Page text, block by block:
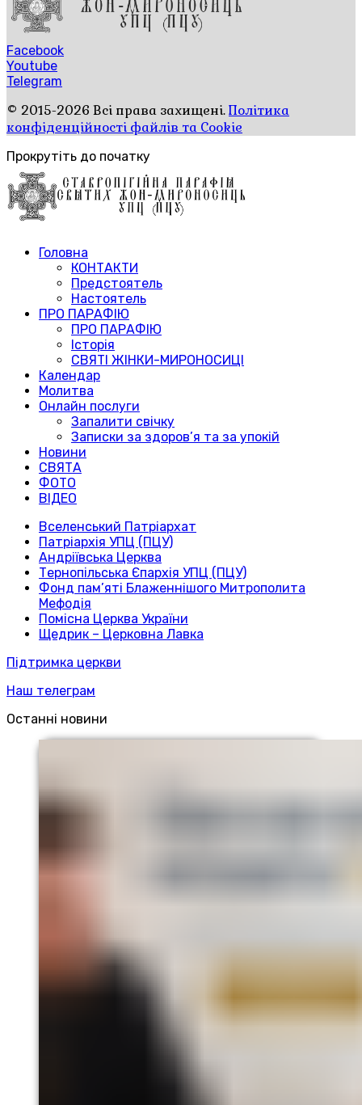
Facebook
Youtube
Telegram
© 2015-2026 Всі права захищені.Політика
конфіденційності файлів та Cookie
Прокрутіть до початку
Головна
КОНТАКТИ
Предстоятель
Настоятель
ПРО ПАРАФІЮ
ПРО ПАРАФІЮ
Історія
СВЯТІ ЖІНКИ-МИРОНОСИЦІ
Календар
Молитва
Онлайн послуги
Запалити свічку
Записки за здоров’я та за упокій
Новини
СВЯТА
ФОТО
ВІДЕО
Вселенський Патріархат
Патріархія УПЦ (ПЦУ)
Андріївська Церква
Тернопільська Єпархія УПЦ (ПЦУ)
Фонд пам’яті Блаженнішого Митрополита
Мефодія
Помісна Церква України
Щедрик – Церковна Лавка
Підтримка церкви
Наш телеграм
Останні новини